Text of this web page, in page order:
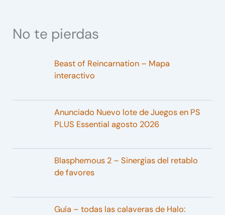
No te pierdas
Beast of Reincarnation – Mapa
interactivo
Anunciado Nuevo lote de Juegos en PS
PLUS Essential agosto 2026
Blasphemous 2 – Sinergias del retablo
de favores
Guía – todas las calaveras de Halo: